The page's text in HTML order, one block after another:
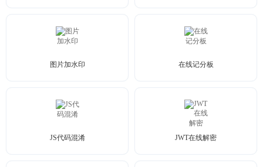
图片加水印 在线记分板
JS代码混淆 JWT在线解密